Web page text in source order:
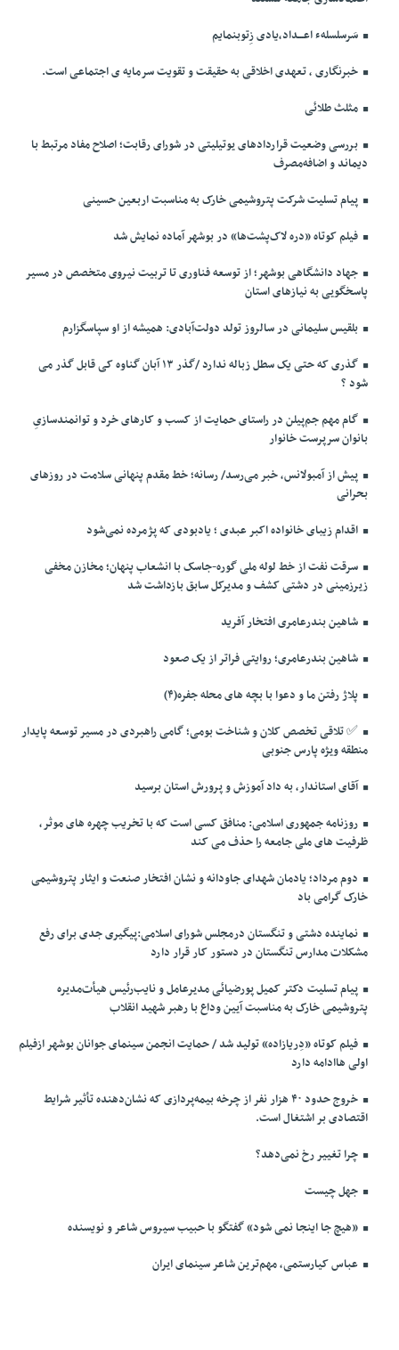
سَرسلسلهء اعـــداد،یادی زِتوبنمایم
خبرنگاری ، تعهدی اخلاقی به حقیقت و تقویت سرمایه ی اجتماعی است.
مثلث طلائی
بررسی وضعیت قراردادهای یوتیلیتی در شورای رقابت؛ اصلاح مفاد مرتبط با
دیماند و اضافه‌مصرف
پیام تسلیت شرکت پتروشیمی خارک به مناسبت اربعین حسینی
فیلم کوتاه «دره لاک‌پشت‌ها» در بوشهر آماده نمایش شد
جهاد دانشگاهی بوشهر؛ از توسعه فناوری تا تربیت نیروی متخصص در مسیر
پاسخگویی به نیازهای استان
بلقیس سلیمانی در سالروز تولد دولت‌آبادی: همیشه از او سپاسگزارم
گذری که حتی یک سطل زباله ندارد /گذر ۱۳ آبان گناوه کی قابل گذر می
شود ؟
گام مهم جم‌پیلن در راستای حمایت از کسب و کارهای خرد و توانمندسازیِ
بانوان سرپرست خانوار
پیش از آمبولانس، خبر می‌رسد/ رسانه؛ خط مقدم پنهانی سلامت در روزهای
بحرانی
اقدام زیبای خانواده اکبر عبدی ؛ یادبودی که پژمرده نمی‌شود
سرقت نفت از خط لوله ملی گوره-جاسک با انشعاب پنهان؛ مخازن مخفی
زیرزمینی در دشتی کشف و مدیرکل سابق بازداشت شد
شاهین بندرعامری افتخار آفرید
شاهین بندرعامری؛ روایتی فراتر از یک صعود
پلاژ رفتن ما و دعوا با بچه های محله جفره(۴)
✅️ تلاقی تخصص کلان و شناخت بومی؛ گامی راهبردی در مسیر توسعه پایدار
منطقه ویژه پارس جنوبی
آقای استاندار، به داد آموزش و پرورش استان برسید
روزنامه جمهوری اسلامی: منافق کسی است که با تخریب چهره های موثر،
ظرفیت های ملی جامعه را حذف می کند
دوم مرداد؛ یادمان شهدای جاودانه و نشان افتخار صنعت و ایثار پتروشیمی
خارک گرامی باد
نماینده دشتی و تنگستان درمجلس شورای اسلامی:پیگیری جدی برای رفع
مشکلات مدارس تنگستان در دستور کار قرار دارد
پیام تسلیت دکتر کمیل پورضیائی مدیرعامل و نایب‌رئیس هیأت‌مدیره
پتروشیمی خارک به مناسبت آیین وداع با رهبر شهید انقلاب
فیلم کوتاه «دِریازاده» تولید شد / حمایت انجمن سینمای جوانان بوشهر ازفیلم
اولی هاادامه دارد
خروج حدود ۴۰ هزار نفر از چرخه بیمه‌پردازی که نشان‌دهنده تأثیر شرایط
اقتصادی بر اشتغال است.
چرا تغییر رخ نمی‌دهد؟
جهل چیست
«هیچ جا اینجا نمی شود» گفتگو با حبیب سیروس شاعر و نویسنده
عباس کیارستمی، مهم‌ترین شاعر سینمای ایران